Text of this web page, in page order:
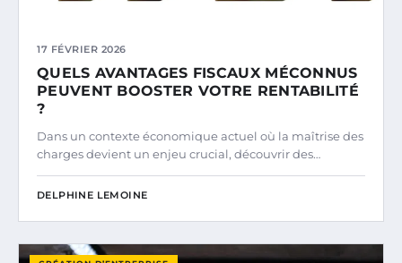
17 FÉVRIER 2026
QUELS AVANTAGES FISCAUX MÉCONNUS
PEUVENT BOOSTER VOTRE RENTABILITÉ
?
Dans un contexte économique actuel où la maîtrise des
charges devient un enjeu crucial, découvrir des…
DELPHINE LEMOINE